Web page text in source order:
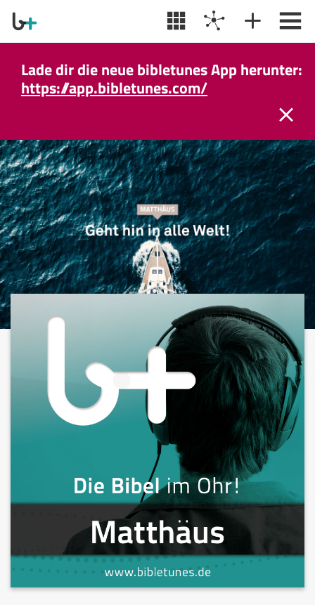
Lade dir die neue bibletunes App herunter:
https://app.bibletunes.com/